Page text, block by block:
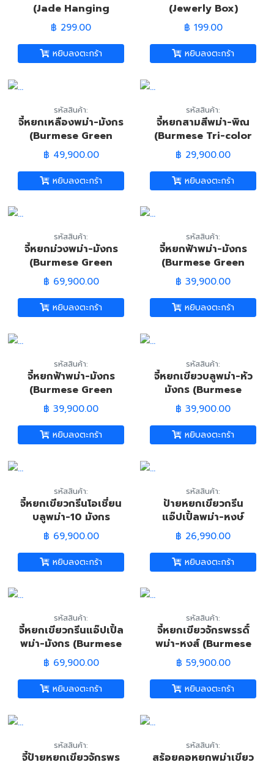
(Jade Hanging
Ornament)
฿ 299.00
หยิบลงตะกร้า
(Jewerly Box)
฿ 199.00
หยิบลงตะกร้า
รหัสสินค้า:
จี้หยกเหลืองพม่า-มังกร
(Burmese Green
Yellow Jadeite
Jade-Dragon
Pandant)
฿ 49,900.00
หยิบลงตะกร้า
รหัสสินค้า:
จี้หยกสามสีพม่า-พิณ
(Burmese Tri-color
Jadeite Jade
Mandolin Pandant)
฿ 29,900.00
หยิบลงตะกร้า
รหัสสินค้า:
จี้หยกม่วงพม่า-มังกร
(Burmese Green
Lavender Jadeite
Jade-Dragon
Pandant)
฿ 69,900.00
หยิบลงตะกร้า
รหัสสินค้า:
จี้หยกฟ้าพม่า-มังกร
(Burmese Green
Blue Jadeite Jade-
Dragon Pandant)
฿ 39,900.00
หยิบลงตะกร้า
รหัสสินค้า:
จี้หยกฟ้าพม่า-มังกร
(Burmese Green
Blue Jadeite Jade-
Dragon Pandant)
฿ 39,900.00
หยิบลงตะกร้า
รหัสสินค้า:
จี้หยกเขียวบลูพม่า-หัว
มังกร (Burmese
Green Ocean Blue
Jadeite Jade-
Dragon Head
Pandant)
฿ 39,900.00
หยิบลงตะกร้า
รหัสสินค้า:
จี้หยกเขียวกรีนโอเชี่ยน
บลูพม่า-10 มังกร
(Burmese Green
Ocean Blue Jadeite
Jade-Dragon
Pandant)
฿ 69,900.00
หยิบลงตะกร้า
รหัสสินค้า:
ป้ายหยกเขียวกรีน
แอ๊ปเปิ้ลพม่า-หงษ์
(Burmese Green
Jadeite Jade-
Phoenix)
฿ 26,990.00
หยิบลงตะกร้า
รหัสสินค้า:
จี้หยกเขียวกรีนแอ๊ปเปิ้ล
พม่า-มังกร (Burmese
Green Jadeite Jade-
Dragon Pandant)
฿ 69,900.00
หยิบลงตะกร้า
รหัสสินค้า:
จี้หยกเขียวจักรพรรดิ์
พม่า-หงส์ (Burmese
Imperial Green
Jadeite Jade-
Phoenix Pandant)
฿ 59,900.00
หยิบลงตะกร้า
รหัสสินค้า:
จี้ป้ายหยกเขียวจักรพร
รหัสสินค้า:
สร้อยคอหยกพม่าเขียว